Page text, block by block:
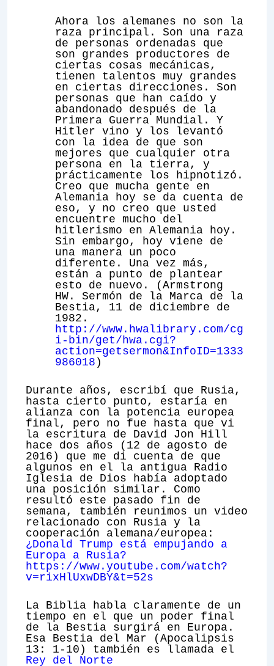
Ahora los alemanes no son la
raza principal. Son una raza
de personas ordenadas que
son grandes productores de
ciertas cosas mecánicas,
tienen talentos muy grandes
en ciertas direcciones. Son
personas que han caído y
abandonado después de la
Primera Guerra Mundial. Y
Hitler vino y los levantó
con la idea de que son
mejores que cualquier otra
persona en la tierra, y
prácticamente los hipnotizó.
Creo que mucha gente en
Alemania hoy se da cuenta de
eso, y no creo que usted
encuentre mucho del
hitlerismo en Alemania hoy.
Sin embargo, hoy viene de
una manera un poco
diferente. Una vez más,
están a punto de plantear
esto de nuevo. (Armstrong
HW. Sermón de la Marca de la
Bestia, 11 de diciembre de
1982.
http://www.hwalibrary.com/cg
i-bin/get/hwa.cgi?
action=getsermon&InfoID=1333
986018 )
Durante años, escribí que Rusia,
hasta cierto punto, estaría en
alianza con la potencia europea
final, pero no fue hasta que vi
la escritura de David Jon Hill
hace dos años (12 de agosto de
2016) que me di cuenta de que
algunos en el la antigua Radio
Iglesia de Dios había adoptado
una posición similar. Como
resultó este pasado fin de
semana, también reunimos un video
relacionado con Rusia y la
cooperación alemana/europea:
¿Donald Trump está empujando a
Europa a Rusia?
https://www.youtube.com/watch?
v=rixHlUxwDBY&t=52s
La Biblia habla claramente de un
tiempo en el que un poder final
de la Bestia surgirá en Europa.
Esa Bestia del Mar (Apocalipsis
13: 1-10) también es llamada el
Rey del Norte